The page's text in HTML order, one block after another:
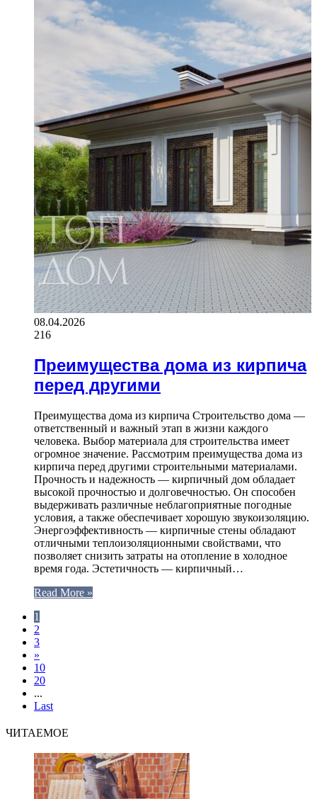
08.04.2026
216
Преимущества дома из кирпича
перед другими
Преимущества дома из кирпича Строительство дома —
ответственный и важный этап в жизни каждого
человека. Выбор материала для строительства имеет
огромное значение. Рассмотрим преимущества дома из
кирпича перед другими строительными материалами.
Прочность и надежность — кирпичный дом обладает
высокой прочностью и долговечностью. Он способен
выдерживать различные неблагоприятные погодные
условия, а также обеспечивает хорошую звукоизоляцию.
Энергоэффективность — кирпичные стены обладают
отличными теплоизоляционными свойствами, что
позволяет снизить затраты на отопление в холодное
время года. Эстетичность — кирпичный…
Read More »
1
2
3
»
10
20
...
Last
ЧИТАЕМОЕ